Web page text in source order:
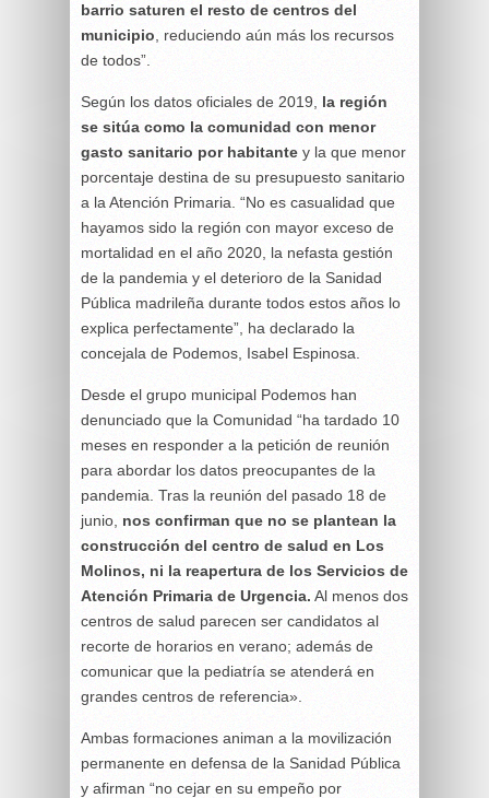
barrio saturen el resto de centros del
municipio , reduciendo aún más los recursos
de todos”.
Según los datos oficiales de 2019, la región
se sitúa como la comunidad con menor
gasto sanitario por habitante y la que menor
porcentaje destina de su presupuesto sanitario
a la Atención Primaria. “No es casualidad que
hayamos sido la región con mayor exceso de
mortalidad en el año 2020, la nefasta gestión
de la pandemia y el deterioro de la Sanidad
Pública madrileña durante todos estos años lo
explica perfectamente”, ha declarado la
concejala de Podemos, Isabel Espinosa.
Desde el grupo municipal Podemos han
denunciado que la Comunidad “ha tardado 10
meses en responder a la petición de reunión
para abordar los datos preocupantes de la
pandemia. Tras la reunión del pasado 18 de
junio, nos confirman que no se plantean la
construcción del centro de salud en Los
Molinos, ni la reapertura de los Servicios de
Atención Primaria de Urgencia. Al menos dos
centros de salud parecen ser candidatos al
recorte de horarios en verano; además de
comunicar que la pediatría se atenderá en
grandes centros de referencia».
Ambas formaciones animan a la movilización
permanente en defensa de la Sanidad Pública
y afirman “no cejar en su empeño por